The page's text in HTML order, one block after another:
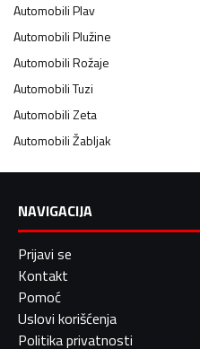
AutomobiliPlav
AutomobiliPlužine
AutomobiliRožaje
AutomobiliTuzi
AutomobiliZeta
AutomobiliŽabljak
NAVIGACIJA
Prijavi se
Kontakt
Pomoć
Uslovi korišćenja
Politika privatnosti